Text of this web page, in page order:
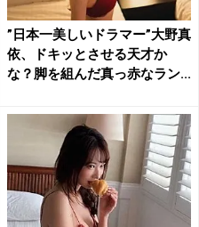
”日本一美しいドラマー”大野真
依、ドキッとさせる天才か
な？脚を組んだ真っ赤なラン...